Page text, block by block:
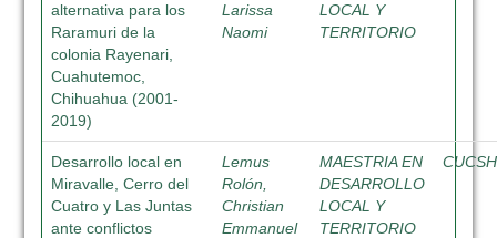
alternativa para los
Raramuri de la
colonia Rayenari,
Cuahutemoc,
Chihuahua (2001-
2019)
Larissa
Naomi
LOCAL Y
TERRITORIO
Desarrollo local en
Miravalle, Cerro del
Cuatro y Las Juntas
ante conflictos
Lemus
Rolón,
Christian
Emmanuel
MAESTRIA EN
DESARROLLO
LOCAL Y
TERRITORIO
CUCSH